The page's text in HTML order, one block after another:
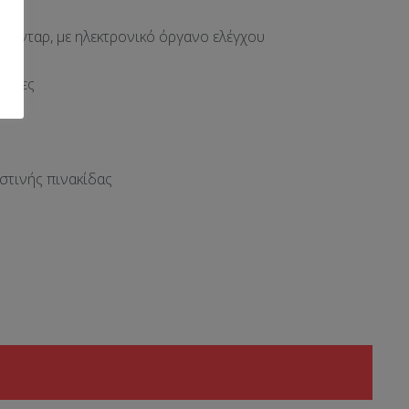
με ηλεκτρονικό όργανο ελέγχου
πινακίδας